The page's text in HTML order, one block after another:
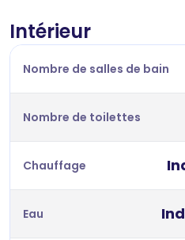
Intérieur
Nombre de salles de bain
Nombre de toilettes
Chauffage
Eau